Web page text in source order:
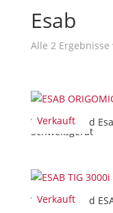
Esab
Alle 2
Verkauft
Verkauft/ Sold
Schweißgerät
Verkauft
Verkauft/ Sold